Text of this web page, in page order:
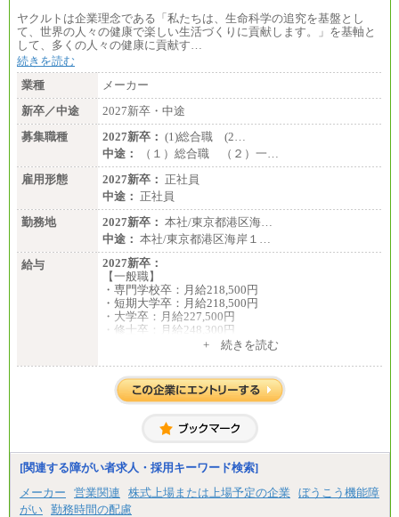
ヤクルトは企業理念である「私たちは、生命科学の追究を基盤とし
て、世界の人々の健康で楽しい生活づくりに貢献します。」を基軸と
して、多くの人々の健康に貢献す…
続きを読む
業種
メーカー
新卒／中途
2027新卒・中途
募集職種
2027新卒： (1)総合職 (2…
中途：
（１）総合職 （２）一…
雇用形態
2027新卒： 正社員
中途： 正社員
勤務地
2027新卒： 本社/東京都港区海…
中途： 本社/東京都港区海岸１…
給与
2027新卒：
【一般職】
・専門学校卒：月給218,500円
・短期大学卒：月給218,500円
・大学卒：月給227,500円
・修士卒：月給248,300円
・博士卒：月給257,300円
【総合職】
・大学卒：月給253,500円
・修士卒：月給261,500円
※2025年度実績
※試用期間3か月中も給与に変更はございません
中途：
全職種共通
最低月給200,000円以上
※試用期間中も給与に変更はございません
+ 続きを読む
[関連する障がい者求人・採用キーワード検索]
メーカー
営業関連 株式上場または上場予定の企業
ぼうこう機能障
がい 勤務時間の配慮